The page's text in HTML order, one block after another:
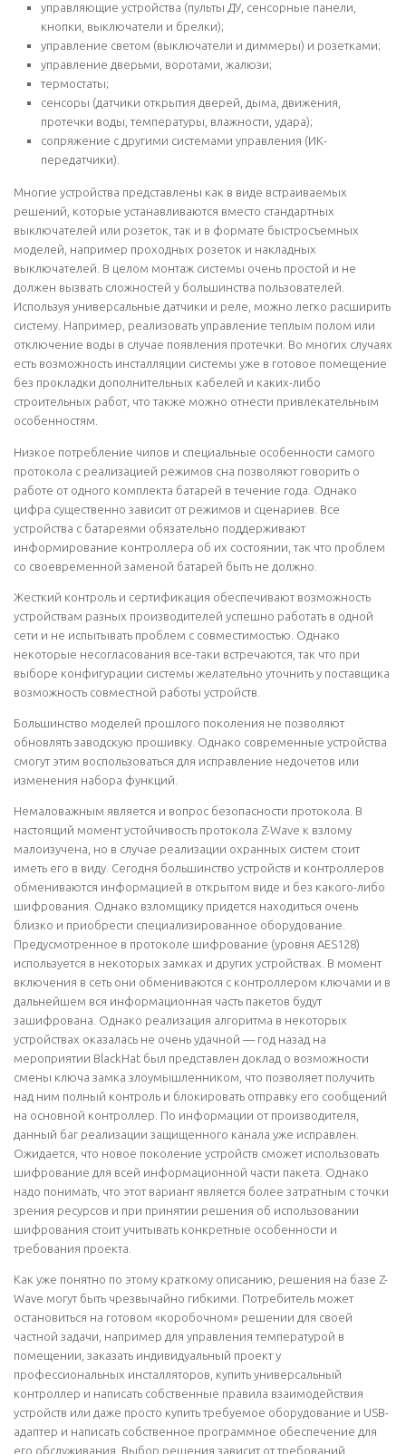
управляющие устройства (пульты ДУ, сенсорные панели,
кнопки, выключатели и брелки);
управление светом (выключатели и диммеры) и розетками;
управление дверьми, воротами, жалюзи;
термостаты;
сенсоры (датчики открытия дверей, дыма, движения,
протечки воды, температуры, влажности, удара);
сопряжение с другими системами управления (ИК-
передатчики).
Многие устройства представлены как в виде встраиваемых
решений, которые устанавливаются вместо стандартных
выключателей или розеток, так и в формате быстросъемных
моделей, например проходных розеток и накладных
выключателей. В целом монтаж системы очень простой и не
должен вызвать сложностей у большинства пользователей.
Используя универсальные датчики и реле, можно легко расширить
систему. Например, реализовать управление теплым полом или
отключение воды в случае появления протечки. Во многих случаях
есть возможность инсталляции системы уже в готовое помещение
без прокладки дополнительных кабелей и каких-либо
строительных работ, что также можно отнести привлекательным
особенностям.
Низкое потребление чипов и специальные особенности самого
протокола с реализацией режимов сна позволяют говорить о
работе от одного комплекта батарей в течение года. Однако
цифра существенно зависит от режимов и сценариев. Все
устройства с батареями обязательно поддерживают
информирование контроллера об их состоянии, так что проблем
со своевременной заменой батарей быть не должно.
Жесткий контроль и сертификация обеспечивают возможность
устройствам разных производителей успешно работать в одной
сети и не испытывать проблем с совместимостью. Однако
некоторые несогласования все-таки встречаются, так что при
выборе конфигурации системы желательно уточнить у поставщика
возможность совместной работы устройств.
Большинство моделей прошлого поколения не позволяют
обновлять заводскую прошивку. Однако современные устройства
смогут этим воспользоваться для исправление недочетов или
изменения набора функций.
Немаловажным является и вопрос безопасности протокола. В
настоящий момент устойчивость протокола Z-Wave к взлому
малоизучена, но в случае реализации охранных систем стоит
иметь его в виду. Сегодня большинство устройств и контроллеров
обмениваются информацией в открытом виде и без какого-либо
шифрования. Однако взломщику придется находиться очень
близко и приобрести специализированное оборудование.
Предусмотренное в протоколе шифрование (уровня AES128)
используется в некоторых замках и других устройствах. В момент
включения в сеть они обмениваются с контроллером ключами и в
дальнейшем вся информационная часть пакетов будут
зашифрована. Однако реализация алгоритма в некоторых
устройствах оказалась не очень удачной — год назад на
мероприятии BlackHat был представлен доклад о возможности
смены ключа замка злоумышленником, что позволяет получить
над ним полный контроль и блокировать отправку его сообщений
на основной контроллер. По информации от производителя,
данный баг реализации защищенного канала уже исправлен.
Ожидается, что новое поколение устройств сможет использовать
шифрование для всей информационной части пакета. Однако
надо понимать, что этот вариант является более затратным с точки
зрения ресурсов и при принятии решения об использовании
шифрования стоит учитывать конкретные особенности и
требования проекта.
Как уже понятно по этому краткому описанию, решения на базе Z-
Wave могут быть чрезвычайно гибкими. Потребитель может
остановиться на готовом «коробочном» решении для своей
частной задачи, например для управления температурой в
помещении, заказать индивидуальный проект у
профессиональных инсталляторов, купить универсальный
контроллер и написать собственные правила взаимодействия
устройств или даже просто купить требуемое оборудование и USB-
адаптер и написать собственное программное обеспечение для
его обслуживания. Выбор решения зависит от требований,